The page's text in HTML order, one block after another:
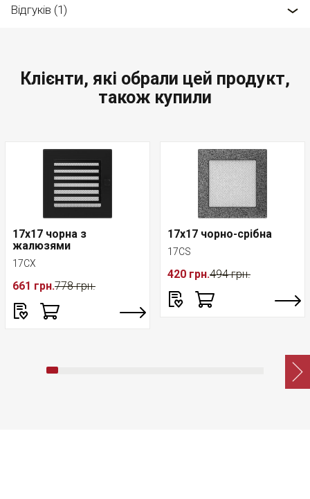
Відгуків (1)
Клієнти, які обрали цей продукт,
також купили
17x17 чорна з
жалюзями
17CX
661 грн.778 грн.
17x17 чорно-срібна
17CS
420 грн.494 грн.